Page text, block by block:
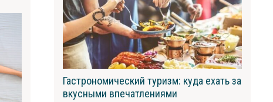
Гастрономический туризм: куда ехать за
вкусными впечатлениями